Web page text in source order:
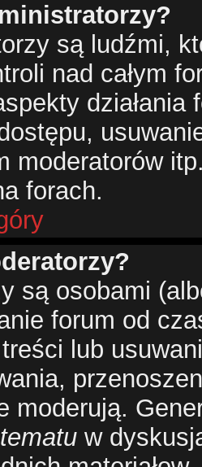
są ludźmi,
nad całym
działania
moderatorów
forach.
są osobami
forum od
lub
moderują.
w